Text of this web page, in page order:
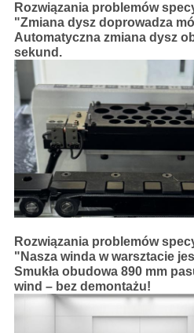
Rozwiązania problemów
"Zmiana dysz doprowadza
Automatyczna zmiana dysz
sekund.
Rozwiązania problemów
"Nasza winda w warsztacie
Smukła obudowa 890 mm
wind – bez demontażu!